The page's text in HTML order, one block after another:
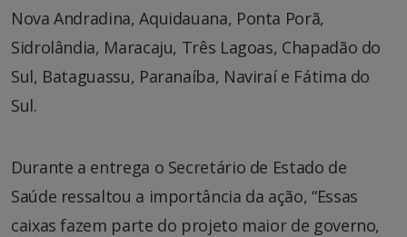
Nova Andradina, Aquidauana, Ponta Porã,
Sidrolândia, Maracaju, Três Lagoas, Chapadão do
Sul, Bataguassu, Paranaíba, Naviraí e Fátima do
Sul.
Durante a entrega o Secretário de Estado de
Saúde ressaltou a importância da ação, “Essas
caixas fazem parte do projeto maior de governo,